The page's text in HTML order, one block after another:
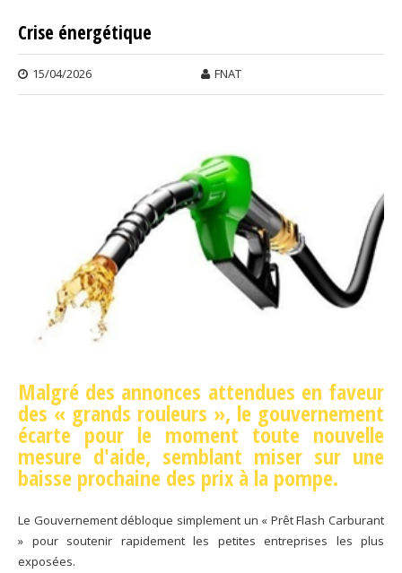
Crise énergétique
15/04/2026 FNAT
Malgré des annonces attendues en faveur
des « grands rouleurs », le gouvernement
écarte pour le moment toute nouvelle
mesure d'aide, semblant miser sur une
baisse prochaine des prix à la pompe.
Le Gouvernement débloque simplement un « Prêt Flash Carburant
» pour soutenir rapidement les petites entreprises les plus
exposées.